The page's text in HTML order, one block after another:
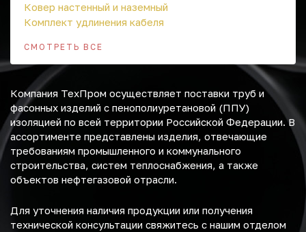
Ковер настенный и наземный
Комплект удлинения кабеля
СМОТРЕТЬ ВСЕ
Компания ТехПром осуществляет поставки труб и
фасонных изделий с пенополиуретановой (ППУ)
изоляцией по всей территории Российской Федерации. В
ассортименте представлены изделия, отвечающие
требованиям промышленного и коммунального
строительства, систем теплоснабжения, а также
объектов нефтегазовой отрасли.
Для уточнения наличия продукции или получения
технической консультации свяжитесь с нашим отделом